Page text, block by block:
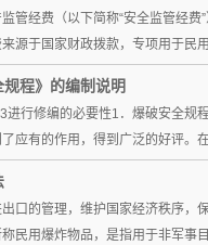
管经费（以下简称“安全监管经
源于国家财政拨款，专项用于民
程》的编制说明
行修编的必要性1．爆破安全
应有的作用，得到广泛的好评。
口的管理，维护国家经济秩序，
民用爆炸物品，是指用于非军事